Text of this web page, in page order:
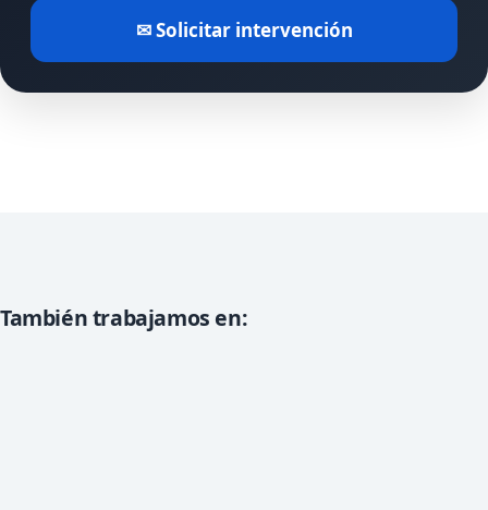
✉ Solicitar intervención
También trabajamos en: